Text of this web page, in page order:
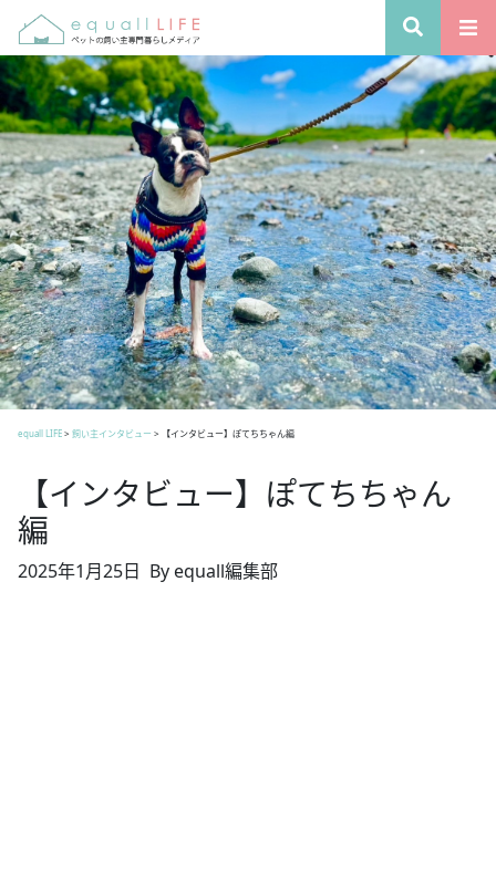
equall LIFE> 飼い主インタビュー > 【インタビュー】ぽてちちゃん編
【インタビュー】ぽてちちゃん
編
2025年1月25日 By equall編集部